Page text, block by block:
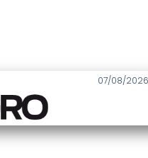
07/08/